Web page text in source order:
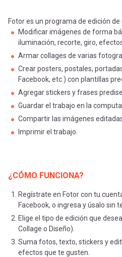
Fotor es un programa de edición
Modificar imágenes de forma
iluminación, recorte, giro,
Armar collages de varias
Crear posters, postales,
Facebook, etc.) con plantillas
Agregar stickers y frases
Guardar el trabajo en la
Compartir las imágenes
Imprimir el trabajo.
¿CÓMO FUNCIONA?
Regístrate en Fotor con tu
Facebook, o ingresa y úsalo sin
Elige el tipo de edición que
Collage o Diseño).
Suma fotos, texto, stickers y
efectos que te gusten.